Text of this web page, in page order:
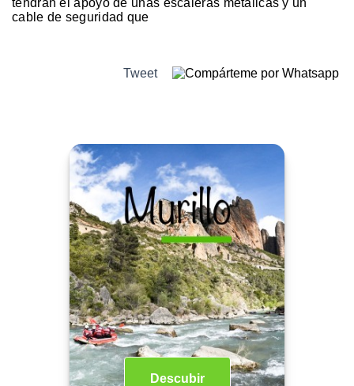
tendrán el apoyo de unas escaleras metálicas y un
cable de seguridad que
Tweet
Descubir